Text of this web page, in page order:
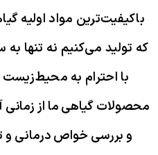
باکیفیت‌ترین مواد اولیه
که تولید می‌کنیم نه تنها
با احترام به محیط‌زیست
محصولات گیاهی ما از زمانی
و بررسی خواص درمانی و